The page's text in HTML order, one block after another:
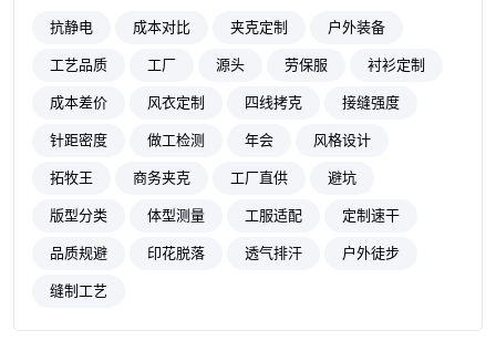
抗静电 成本对比 夹克定制
户外装备
工艺品质
工厂 源头 劳保服
衬衫定制
成本差价
风衣定制 四线拷克
接缝强度
针距密度
做工检测 年会
风格设计
拓牧王
商务夹克 工厂直供
避坑
版型分类
体型测量 工服适配
定制速干
品质规避
印花脱落 透气排汗
户外徒步
缝制工艺